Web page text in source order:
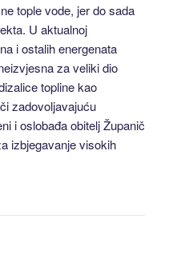
tople vode, jer do sada
U aktualnoj
i ostalih energenata
za veliki dio
topline kao
zadovoljavajuću
i oslobađa obitelj Županič
izbjegavanje visokih